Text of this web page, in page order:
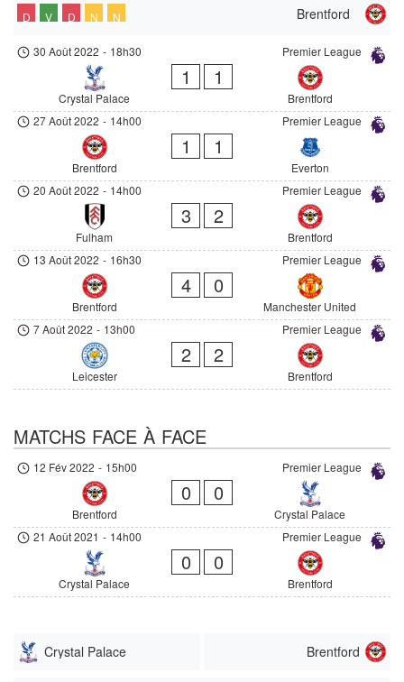
Brentford
D V D N N
Premier League
30 Août 2022 - 18h30
Crystal Palace
1 1
Brentford
Premier League
27 Août 2022 - 14h00
Brentford
1 1
Everton
Premier League
20 Août 2022 - 14h00
Fulham
3 2
Brentford
Premier League
13 Août 2022 - 16h30
Brentford
4 0
Manchester United
Premier League
7 Août 2022 - 13h00
Leicester
2 2
Brentford
MATCHS FACE À FACE
Premier League
12 Fév 2022 - 15h00
Brentford
0 0
Crystal Palace
Premier League
21 Août 2021 - 14h00
Crystal Palace
0 0
Brentford
Crystal Palace Brentford